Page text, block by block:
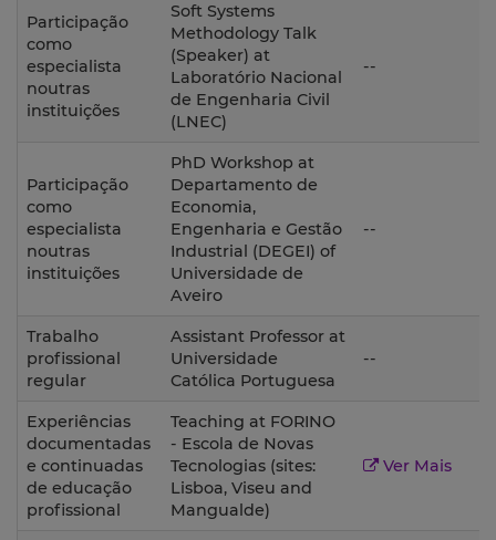
Participação
como
especialista
noutras
instituições
Soft Systems
Methodology Talk
(Speaker) at
Laboratório Nacional
de Engenharia Civil
(LNEC)
--
Participação
como
especialista
noutras
instituições
PhD Workshop at
Departamento de
Economia,
Engenharia e Gestão
Industrial (DEGEI) of
Universidade de
Aveiro
--
Trabalho
profissional
regular
Assistant Professor at
Universidade
Católica Portuguesa
--
Experiências
documentadas
e continuadas
de educação
profissional
Teaching at FORINO
- Escola de Novas
Tecnologias (sites:
Lisboa, Viseu and
Mangualde)
Ver Mais